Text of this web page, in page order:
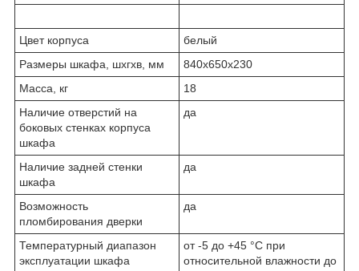
Цвет корпуса
белый
Размеры шкафа, шхгхв, мм
840х650х230
Масса, кг
18
Наличие отверстий на
боковых стенках корпуса
шкафа
да
Наличие задней стенки
шкафа
да
Возможность
пломбирования дверки
да
Температурный диапазон
эксплуатации шкафа
от -5 до +45 °C при
относительной влажности до